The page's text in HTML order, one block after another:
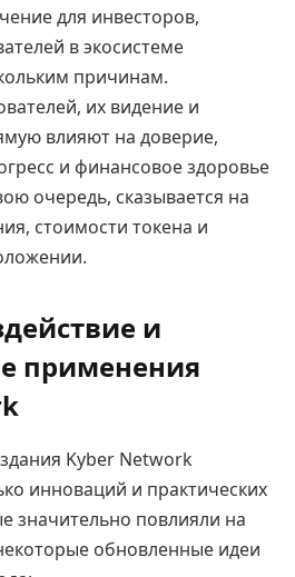
для инвесторов,
в экосистеме
причинам.
их видение и
влияют на доверие,
и финансовое здоровье
очередь, сказывается на
стоимости токена и
и
применения
Kyber Network
инноваций и практических
значительно повлияли на
обновленные идеи